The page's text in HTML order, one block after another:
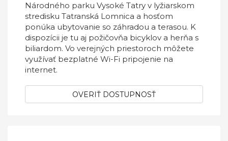
Národného parku Vysoké Tatry v lyžiarskom
stredisku Tatranská Lomnica a hosťom
ponúka ubytovanie so záhradou a terasou. K
dispozícii je tu aj požičovňa bicyklov a herňa s
biliardom. Vo verejných priestoroch môžete
využívať bezplatné Wi-Fi pripojenie na
internet.
OVERIŤ DOSTUPNOSŤ